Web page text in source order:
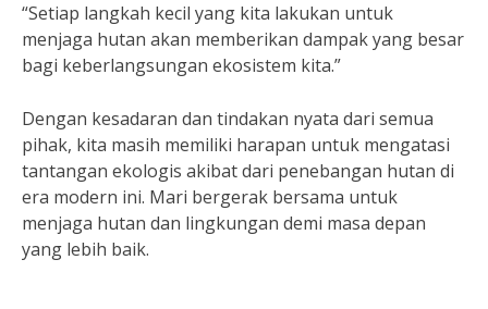
“Setiap langkah kecil yang kita lakukan untuk
menjaga hutan akan memberikan dampak yang besar
bagi keberlangsungan ekosistem kita.”
Dengan kesadaran dan tindakan nyata dari semua
pihak, kita masih memiliki harapan untuk mengatasi
tantangan ekologis akibat dari penebangan hutan di
era modern ini. Mari bergerak bersama untuk
menjaga hutan dan lingkungan demi masa depan
yang lebih baik.